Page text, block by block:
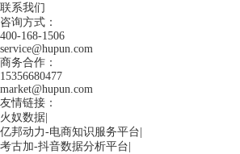
联系我们
咨询方式：
400-168-1506
service@hupun.com
商务合作：
15356680477
market@hupun.com
友情链接：
火奴数据|
亿邦动力-电商知识服务平台|
考古加-抖音数据分析平台|